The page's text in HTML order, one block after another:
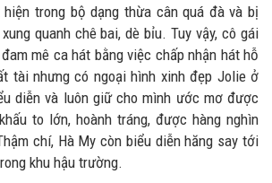
trong bộ dạng thừa cân quá đà và bị
quanh chê bai, dè bỉu. Tuy vậy, cô gái
mê ca hát bằng việc chấp nhận hát hỗ
tài nhưng có ngoại hình xinh đẹp Jolie ở
diễn và luôn giữ cho mình ước mơ được
to lớn, hoành tráng, được hàng nghìn
chí, Hà My còn biểu diễn hăng say tới
khu hậu trường.